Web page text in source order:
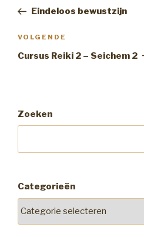
bericht
Eindeloos bewustzijn
Volgend
Bericht
VOLGENDE
Cursus Reiki 2 – Seichem 2
Zoeken
Categorieën